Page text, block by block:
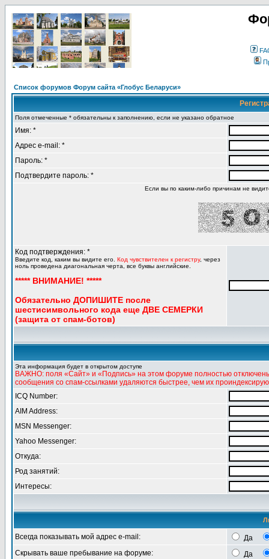
Список форумов Форум сайта «Глобус Беларуси»
Поля отмеченные * обязательны к заполнению, если не указано обратное
Имя: *
Адрес e-mail: *
Пароль: *
Подтвердите пароль: *
Если вы по каким-либо причинам не
Код подтверждения: *
Введите код, каким вы видите его. Код чувствителен к регистру, через
ноль проведена диагональная черта, все буквы английские.
***** ВНИМАНИЕ! *****
Обязательно ДОПИШИТЕ после
шестисимвольного кода еще ДВЕ СЕМЕРКИ
(защита от спам-ботов)
Эта информация будет в открытом доступе
ВАЖНО: поля «Сайт» и «Подпись» на этом форуме полностью
сообщения со спам-ссылками удаляются быстрее, чем их
ICQ Number:
AIM Address:
MSN Messenger:
Yahoo Messenger:
Откуда:
Род занятий:
Интересы:
Всегда показывать мой адрес e-mail:
Да
Скрывать ваше пребывание на форуме:
Да